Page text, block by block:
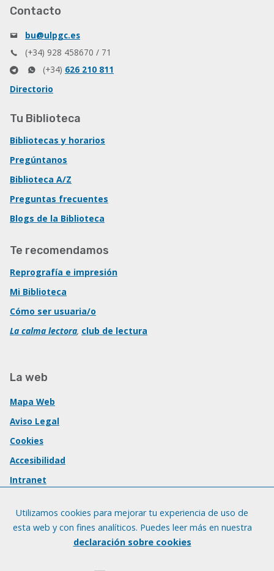
Contacto
bu@ulpgc.es
(+34) 928 458670 / 71
(+34) 626 210 811
Directorio
Tu Biblioteca
Bibliotecas y horarios
Pregúntanos
Biblioteca A/Z
Preguntas frecuentes
Blogs de la Biblioteca
Te recomendamos
Reprografía e impresión
Mi Biblioteca
Cómo ser usuaria/o
La calma lectora, club de lectura
La web
Mapa Web
Aviso Legal
Cookies
Accesibilidad
Intranet
Utilizamos cookies para mejorar tu experiencia de uso de
esta web y con fines analíticos. Puedes leer más en nuestra
declaración sobre cookies